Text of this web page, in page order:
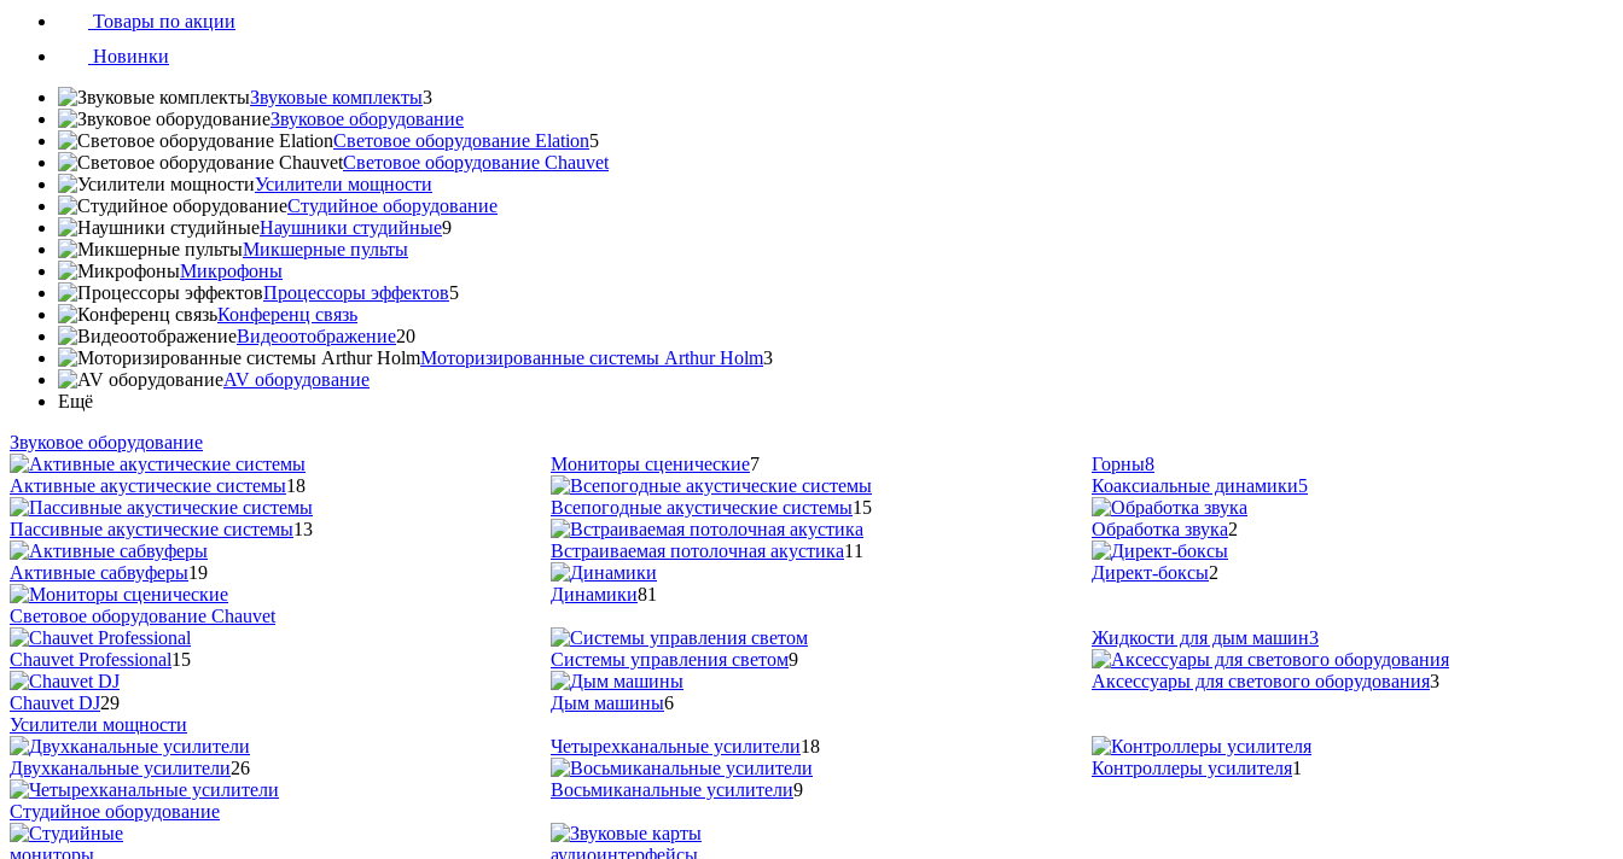
Товары по акции
Новинки
Звуковые комплекты3
Звуковое оборудование
Световое оборудование Elation5
Cветовое оборудование Chauvet
Усилители мощности
Студийное оборудование
Наушники студийные9
Микшерные пульты
Микрофоны
Процессоры эффектов5
Конференц связь
Видеоотображение20
Моторизированные системы Arthur Holm3
AV оборудование
Ещё
Звуковое оборудование
Активные акустические системы18
Пассивные акустические системы13
Активные сабвуферы19
Мониторы сценические7
Всепогодные акустические системы15
Встраиваемая потолочная акустика11
Динамики81
Горны8
Коаксиальные динамики5
Обработка звука2
Директ-боксы2
Cветовое оборудование Chauvet
Chauvet Professional15
Chauvet DJ29
Системы управления светом9
Дым машины6
Жидкости для дым машин3
Аксессуары для светового оборудования3
Усилители мощности
Двухканальные усилители26
Четырехканальные усилители18
Восьмиканальные усилители9
Контроллеры усилителя1
Студийное оборудование